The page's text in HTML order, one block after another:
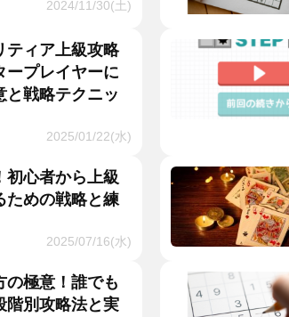
2024/11/30(土)
ティア上級攻略
ープレイヤーに
と戦略テクニッ
2025/01/22(水)
初心者から上級
ための戦略と練
2025/07/16(水)
の極意！誰でも
階別攻略法と実